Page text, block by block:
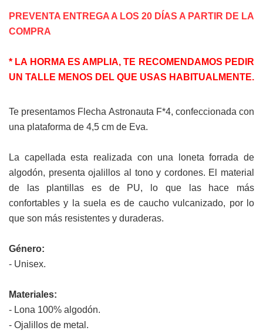
PREVENTA ENTREGA A LOS 20 DÍAS A PARTIR DE LA
COMPRA
* LA HORMA ES AMPLIA, TE RECOMENDAMOS PEDIR
UN TALLE MENOS DEL QUE USAS HABITUALMENTE.
Te presentamos Flecha Astronauta F*4, confeccionada con
una plataforma de 4,5 cm de Eva.
La capellada esta realizada con una loneta forrada de
algodón, presenta ojalillos al tono y cordones. El material
de las plantillas es de PU, lo que las hace más
confortables y la suela es de caucho vulcanizado, por lo
que son más resistentes y duraderas.
Género:
- Unisex.
Materiales:
- Lona 100% algodón.
- Ojalillos de metal.